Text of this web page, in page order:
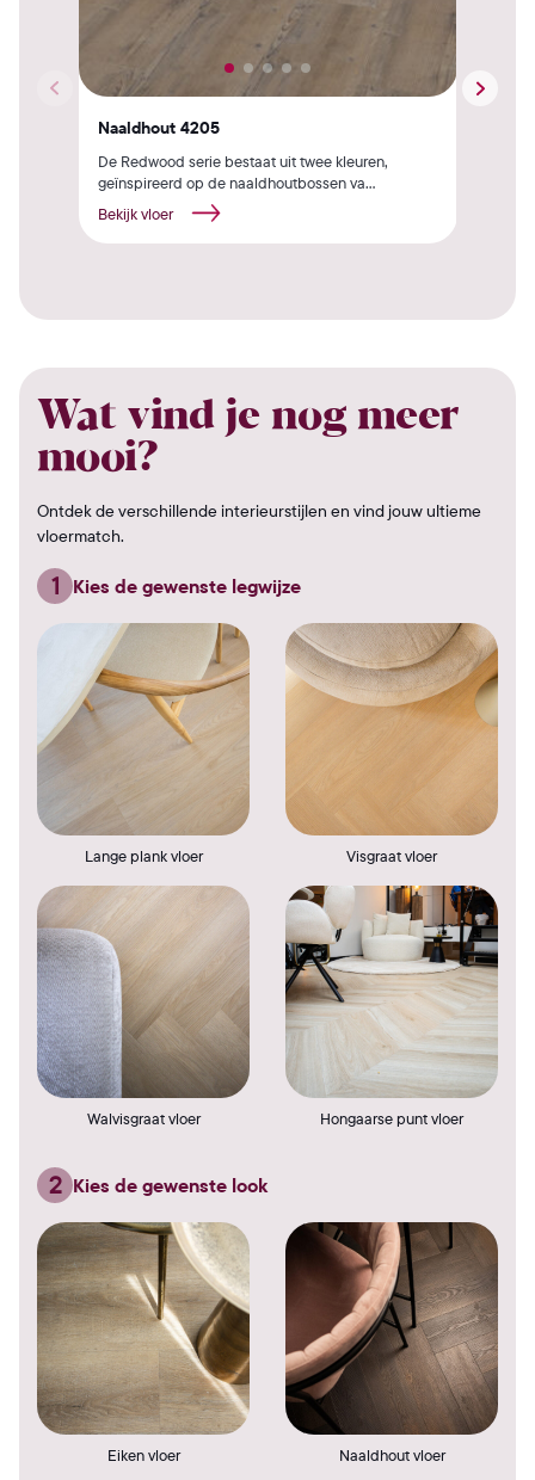
Naaldhout 4205
De Redwood serie bestaat uit twee kleuren,
geïnspireerd op de naaldhoutbossen va...
Bekijk vloer
Wat vind je nog meer
mooi?
Ontdek de verschillende interieurstijlen en vind jouw ultieme
vloermatch.
1 Kies de gewenste legwijze
Lange plank vloer Visgraat vloer
Walvisgraat vloer Hongaarse punt vloer
2 Kies de gewenste look
Eiken vloer Naaldhout vloer